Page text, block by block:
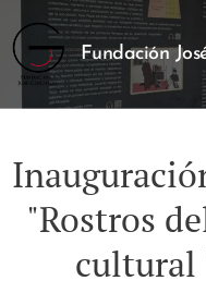
Fundación
"Rostros
cultural